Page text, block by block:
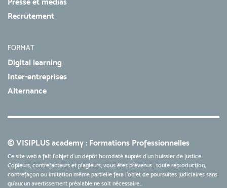
Recrutement
FORMAT
Digital learning
Inter-entreprises
Alternance
© VISIPLUS academy : Formations Professionnelles
Ce site web a fait l'objet d'un dépôt horodaté auprès d'un huissier de justice.
Copieurs, contrefacteurs et plagieurs, vous êtes prévenus : toute reproduction,
contrefaçon ou imitation même partielle fera l'objet de poursuites judiciaires sans
qu’aucun avertissement préalable ne soit nécessaire...